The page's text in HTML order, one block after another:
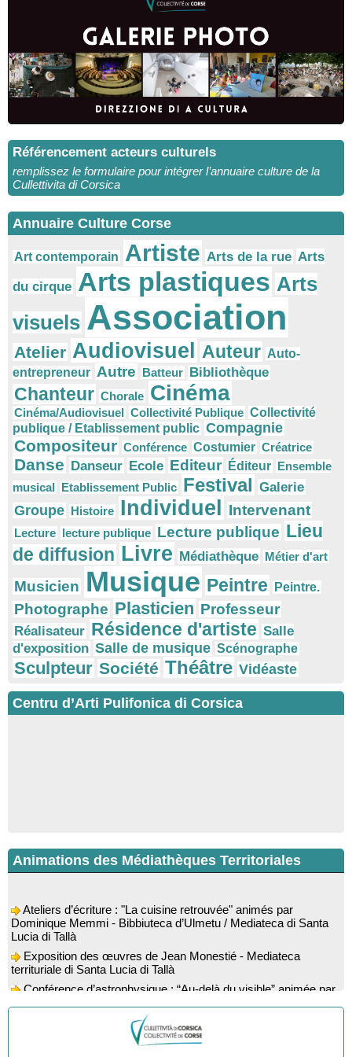
Référencement acteurs culturels
remplissez le formulaire pour intégrer l’annuaire culture de la
Cullettivita di Corsica
Annuaire Culture Corse
Art contemporain Artiste Arts de la rue Arts
du cirque Arts plastiques Arts
visuels Association
Atelier Audiovisuel Auteur Auto-
entrepreneur Autre Batteur Bibliothèque
Chanteur Chorale Cinéma
Cinéma/Audiovisuel Collectivité Publique Collectivité
publique / Etablissement public Compagnie
Compositeur Conférence Costumier Créatrice
Danse Danseur Ecole Editeur Éditeur Ensemble
musical Etablissement Public Festival Galerie
Groupe Histoire Individuel Intervenant
Lecture lecture publique Lecture publique Lieu
de diffusion Livre Médiathèque Métier d'art
Musicien Musique Peintre Peintre.
Photographe Plasticien Professeur
Réalisateur Résidence d'artiste Salle
d'exposition Salle de musique Scénographe
Sculpteur Société Théâtre Vidéaste
Centru d’Arti Pulifonica di Corsica
Animations des Médiathèques Territoriales
Dominique Memmi - Bibbiuteca d’Ulmetu / Mediateca di Santa
Lucia di Tallà
territuriale di Santa Lucia di Tallà
l’astrophysicien Paul Guerrini - Médiathèque - Pitretu è
Bicchisgià
Exposition des œuvres de Dominique Malberti Morin :
"Racines, peintures acryliques et aquarelles" - Mediateca